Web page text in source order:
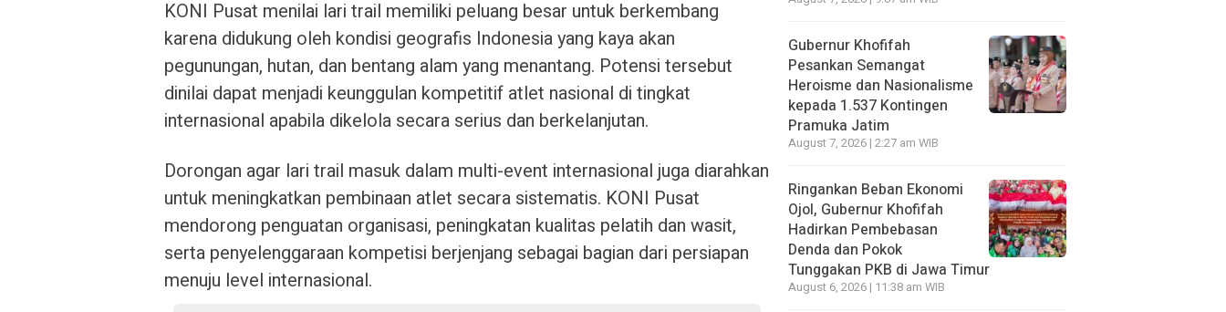
KONI Pusat menilai lari trail memiliki peluang besar untuk berkembang
karena didukung oleh kondisi geografis Indonesia yang kaya akan
pegunungan, hutan, dan bentang alam yang menantang. Potensi tersebut
dinilai dapat menjadi keunggulan kompetitif atlet nasional di tingkat
internasional apabila dikelola secara serius dan berkelanjutan.
Dorongan agar lari trail masuk dalam multi-event internasional juga diarahkan
untuk meningkatkan pembinaan atlet secara sistematis. KONI Pusat
mendorong penguatan organisasi, peningkatan kualitas pelatih dan wasit,
serta penyelenggaraan kompetisi berjenjang sebagai bagian dari persiapan
menuju level internasional.
Gubernur Khofifah
Pesankan Semangat
Heroisme dan Nasionalisme
kepada 1.537 Kontingen
Pramuka Jatim
August 7, 2026 | 2:27 am WIB
Ringankan Beban Ekonomi
Ojol, Gubernur Khofifah
Hadirkan Pembebasan
Denda dan Pokok
Tunggakan PKB di Jawa Timur
August 6, 2026 | 11:38 am WIB